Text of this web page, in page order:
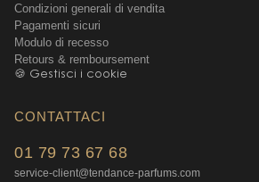
Condizioni generali di vendita
Pagamenti sicuri
Modulo di recesso
Retours & remboursement
🍪 Gestisci i cookie
CONTATTACI
01 79 73 67 68
service-client@tendance-parfums.com